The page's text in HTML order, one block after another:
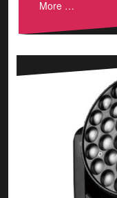
More …